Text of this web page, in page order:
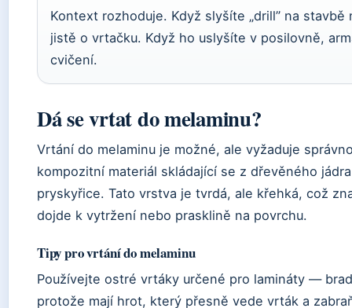
Kontext rozhoduje. Když slyšíte „drill” na
jistě o vrtačku. Když ho uslyšíte v posilovně,
cvičení.
Dá se vrtat do melaminu?
Vrtání do melaminu je možné, ale vyžaduje
kompozitní materiál skládající se z dřevěného
pryskyřice. Tato vrstva je tvrdá, ale křehká, což
dojde k vytržení nebo prasklině na povrchu.
Tipy pro vrtání do melaminu
Používejte ostré vrtáky určené pro lamináty —
protože mají hrot, který přesně vede vrták a